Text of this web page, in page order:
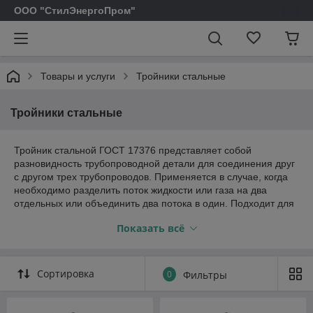
ООО "СтилЭнергоПром"
Товары и услуги Тройники стальные
Тройники стальные
Тройник стальной ГОСТ 17376 представляет собой
разновидность трубопроводной детали для соединения друг
с другом трех трубопроводов. Применяется в случае, когда
необходимо разделить поток жидкости или газа на два
отдельных или объединить два потока в один. Подходит для
трубопроводов на основе стальных труб.
Высокая прочность. Для этих изделий используется
Показать всё
Сортировка 0 Фильтры